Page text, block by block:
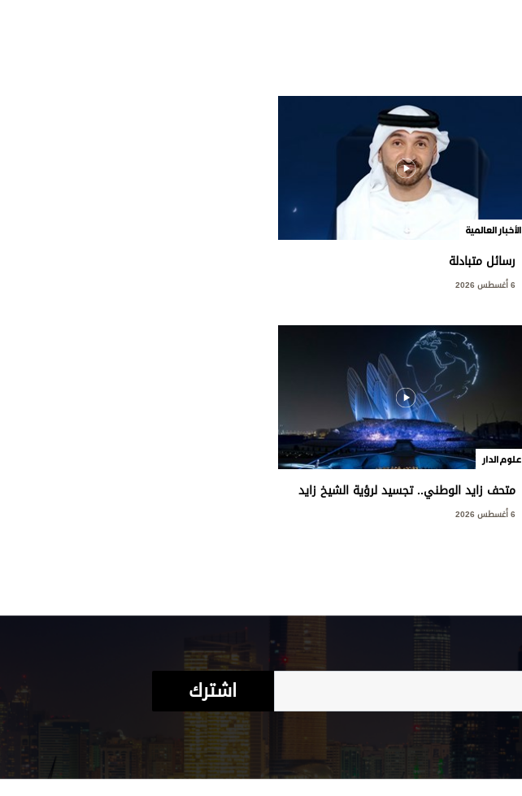
الأخبار العالمية
رسائل متبادلة
6 أغسطس 2026
علوم الدار
متحف زايد الوطني.. تجسيد لرؤية الشيخ زايد
وإرثه الوطني
6 أغسطس 2026
اشترك